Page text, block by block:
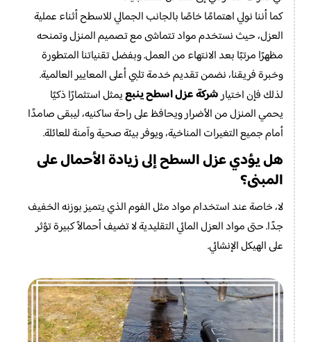
كما أننا نولي اهتمامًا خاصًا بالجانب الجمالي للاسطح أثناء عملية
العزل، حيث نستخدم مواد تتماشى مع تصميم المنزل وتمنحه
مظهرًا مرتبًا بعد الانتهاء من العمل. وبفضل تقنياتنا المتطورة
وخبرة فريقنا، نضمن تقديم خدمة تلبي أعلى المعايير العالمية.
لذلك فإن اختيارشركة عزل اسطح ينبعيمثل استثمارًا ذكيًا
يحمي المنزل من الأضرار ويحافظ على راحة ساكنيه، ليبقى صامدًا
أمام جميع التغيرات المناخية، ويوفر بيئة صحية وآمنة للعائلة.
هل يؤدي عزل السطح إلى زيادة الأحمال على
المبنى؟
لا، خاصة عند استخدام مواد مثل الفوم الذي يتميز بوزنه الخفيف
جدًا. حتى مواد العزل المائي التقليدية لا تضيف أحمالاً كبيرة تؤثر
على الهيكل الإنشائي.